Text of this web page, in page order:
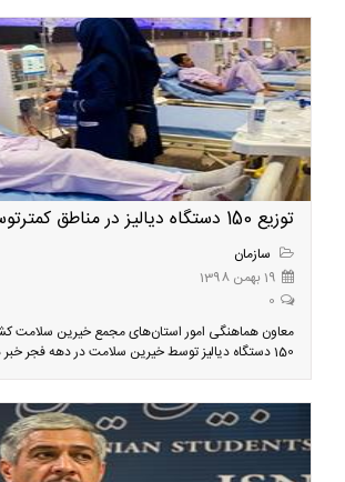
توزیع 150 دستگاه دیالیز در مناطق کمترتوسعه یافته
سازمان
19 بهمن 1398
0
معاون هماهنگی امور استان‌های مجمع خیرین سلامت
150 دستگاه دیالیز توسط خیرین سلامت در دهه فجر خبر داد.